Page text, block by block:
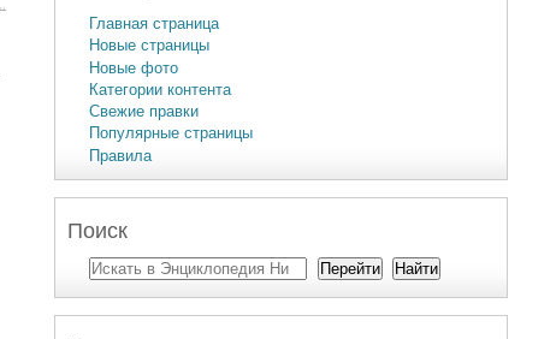
Главная страница
Новые страницы
Новые фото
Категории контента
Свежие правки
Популярные страницы
Правила
Поиск